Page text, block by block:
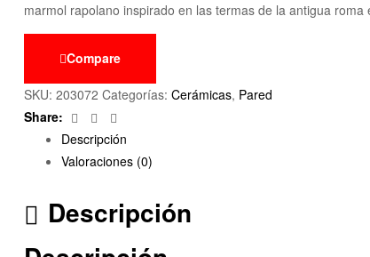
marmol rapolano inspirado en las termas de la antigua
Compare
SKU: 203072 Categorías: Cerámicas, Pared
Share:
Facebook
Twitter
Descripción
Valoraciones (0)
Descripción